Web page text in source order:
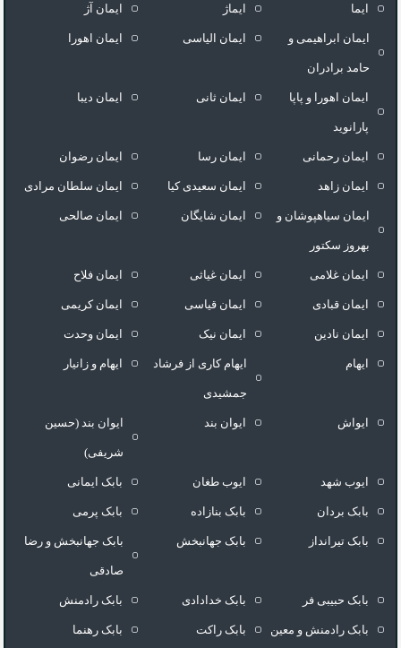
ایما ایماژ ایمان آژ
ایمان ابراهیمی و
حامد برادران
ایمان الیاسی ایمان اهورا
ایمان اهورا و پاپا
پارانوید
ایمان ثانی ایمان دیبا
ایمان رحمانی ایمان رسا ایمان رضوان
ایمان زاهد ایمان سعیدی کیا ایمان سلطان مرادی
ایمان سیاهپوشان و
بهروز سکتور
ایمان شایگان ایمان صالحی
ایمان غلامی ایمان غیاثی ایمان فلاح
ایمان قبادی ایمان قیاسی ایمان کریمی
ایمان نادین ایمان نیک ایمان وحدت
ایهام ایهام کاری از فرشاد
جمشیدی
ایهام و زانیار
ایواش ایوان بند ایوان بند (حسین
شریفی)
ایوب شهد ایوب طغان بابک ایمانی
بابک بردان بابک بنازاده بابک پرمی
بابک تیرانداز بابک جهانبخش بابک جهانبخش و رضا
صادقی
بابک حبیبی فر بابک خدادادی بابک رادمنش
بابک رادمنش و معین بابک راکت بابک رهنما